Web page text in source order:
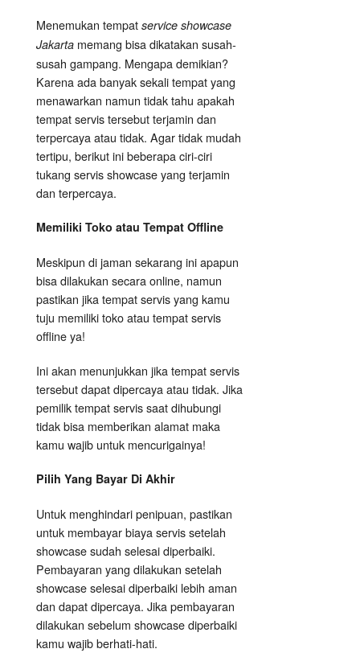
Menemukan tempat service showcase
Jakarta memang bisa dikatakan susah-
susah gampang. Mengapa demikian?
Karena ada banyak sekali tempat yang
menawarkan namun tidak tahu apakah
tempat servis tersebut terjamin dan
terpercaya atau tidak. Agar tidak mudah
tertipu, berikut ini beberapa ciri-ciri
tukang servis showcase yang terjamin
dan terpercaya.
Memiliki Toko atau Tempat Offline
Meskipun di jaman sekarang ini apapun
bisa dilakukan secara online, namun
pastikan jika tempat servis yang kamu
tuju memiliki toko atau tempat servis
offline ya!
Ini akan menunjukkan jika tempat servis
tersebut dapat dipercaya atau tidak. Jika
pemilik tempat servis saat dihubungi
tidak bisa memberikan alamat maka
kamu wajib untuk mencurigainya!
Pilih Yang Bayar Di Akhir
Untuk menghindari penipuan, pastikan
untuk membayar biaya servis setelah
showcase sudah selesai diperbaiki.
Pembayaran yang dilakukan setelah
showcase selesai diperbaiki lebih aman
dan dapat dipercaya. Jika pembayaran
dilakukan sebelum showcase diperbaiki
kamu wajib berhati-hati.